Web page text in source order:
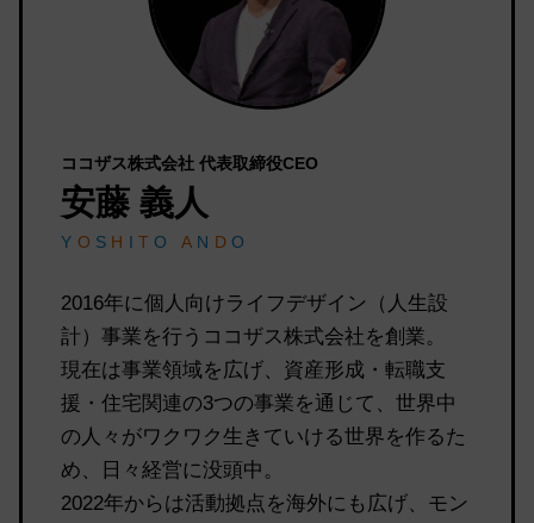
ココザス株式会社 代表取締役CEO
安藤 義人
Y O S H IT O A N D O
2016年に個人向けライフデザイン（人生設
計）事業を行うココザス株式会社を創業。
現在は事業領域を広げ、資産形成・転職支
援・住宅関連の3つの事業を通じて、世界中
の人々がワクワク生きていける世界を作るた
め、日々経営に没頭中。
2022年からは活動拠点を海外にも広げ、モン